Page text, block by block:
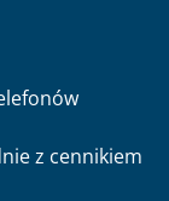
z cennikiem